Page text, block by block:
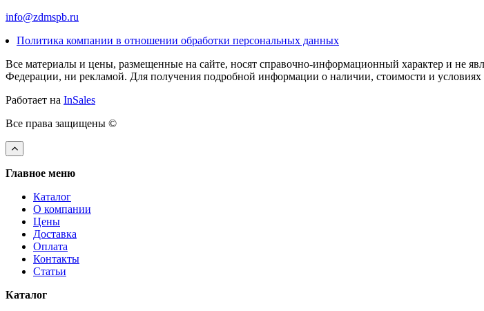
info@zdmspb.ru
Политика компании в отношении обработки персональных данных
Все материалы и цены, размещенные на сайте, носят справочно-информационный характер и не
Федерации, ни рекламой. Для получения подробной информации о наличии, стоимости и условиях
Работает на InSales
Все права защищены ©
Главное меню
Каталог
О компании
Цены
Доставка
Оплата
Контакты
Статьи
Каталог